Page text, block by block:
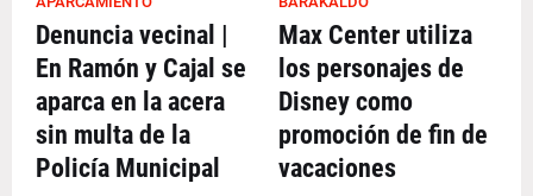
Denuncia vecinal |
En Ramón y Cajal se
aparca en la acera
sin multa de la
Policía Municipal
Max Center utiliza
los personajes de
Disney como
promoción de fin de
vacaciones